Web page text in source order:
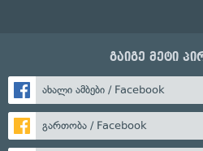
გაიგე მეტი
ახალი ამბები / Facebook
გართობა / Facebook